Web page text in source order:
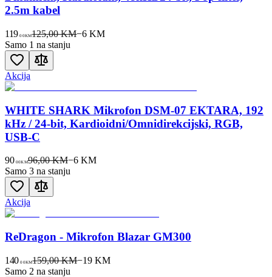
2.5m kabel
119 00KM125,00 KM−6 KM
Samo 1 na stanju
Akcija
WHITE SHARK Mikrofon DSM-07 EKTARA, 192
kHz / 24-bit, Kardioidni/Omnidirekcijski, RGB,
USB-C
90 00KM96,00 KM−6KM
Samo 3 na stanju
Akcija
ReDragon - Mikrofon Blazar GM300
140 00KM159,00 KM−19 KM
Samo 2 na stanju